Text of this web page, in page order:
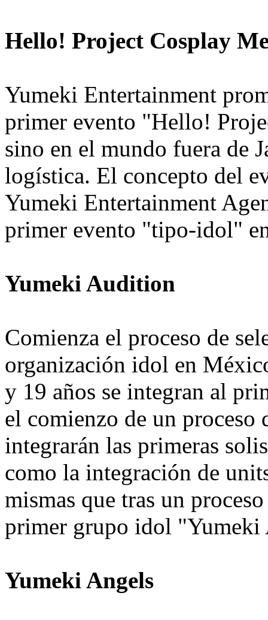
Hello! Project Cosplay
Yumeki Entertainment
primer evento "Hello!
sino en el mundo fuera de
logística. El concepto del
Yumeki Entertainment
primer evento "tipo-idol"
Yumeki Audition
Comienza el proceso de
organización idol en
y 19 años se integran al
el comienzo de un proceso
integrarán las primeras
como la integración de
mismas que tras un
primer grupo idol "Yumeki
Yumeki Angels